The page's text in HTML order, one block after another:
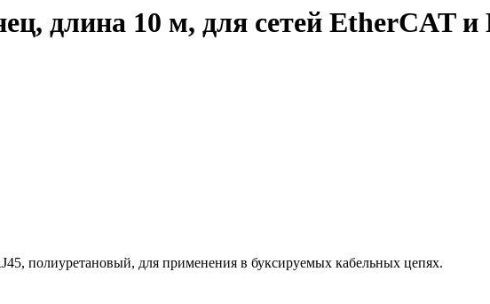
длина 10 м, для сетей EtherCAT
полиуретановый, для применения в буксируемых кабельных цепях.